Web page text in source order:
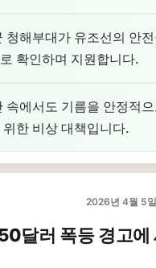
청해부대가 유조선의 안
확인하며 지원합니다.
속에서도 기름을 안정적
한 비상 대책입니다.
2026년 4월 5일
달러 폭등 경고에